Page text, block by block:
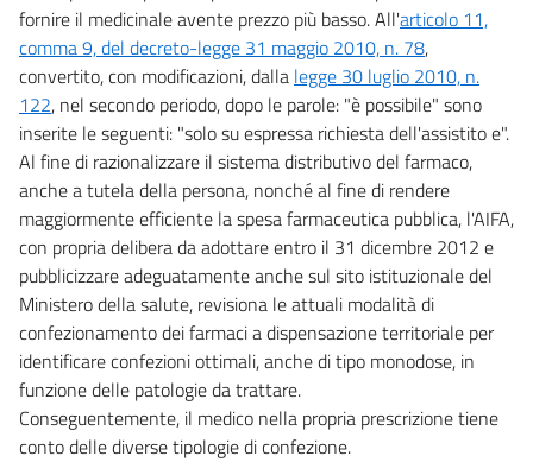
fornire il medicinale avente prezzo più basso. All'articolo 11,
comma 9, del decreto-legge 31 maggio 2010, n. 78,
convertito, con modificazioni, dalla legge 30 luglio 2010, n.
122, nel secondo periodo, dopo le parole: "è possibile" sono
inserite le seguenti: "solo su espressa richiesta dell'assistito e".
Al fine di razionalizzare il sistema distributivo del farmaco,
anche a tutela della persona, nonché al fine di rendere
maggiormente efficiente la spesa farmaceutica pubblica, l'AIFA,
con propria delibera da adottare entro il 31 dicembre 2012 e
pubblicizzare adeguatamente anche sul sito istituzionale del
Ministero della salute, revisiona le attuali modalità di
confezionamento dei farmaci a dispensazione territoriale per
identificare confezioni ottimali, anche di tipo monodose, in
funzione delle patologie da trattare.
Conseguentemente, il medico nella propria prescrizione tiene
conto delle diverse tipologie di confezione.